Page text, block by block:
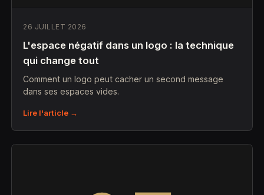
26 JUILLET 2026
L'espace négatif dans un logo : la technique
qui change tout
Comment un logo peut cacher un second message
dans ses espaces vides.
Lire l'article →